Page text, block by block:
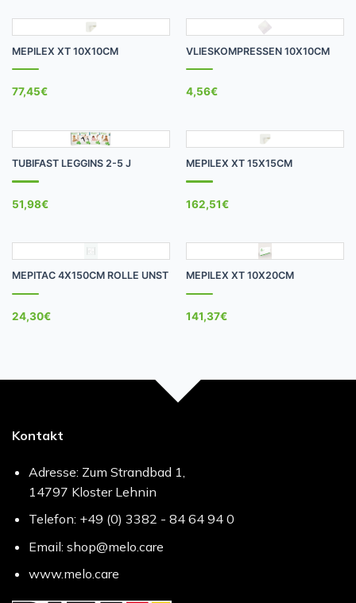
MEPILEX XT 10X10CM
77,45€
VLIESKOMPRESSEN 10X10CM
4,56€
TUBIFAST LEGGINS 2-5 J
51,98€
MEPILEX XT 15X15CM
162,51€
MEPITAC 4X150CM ROLLE UNST
24,30€
MEPILEX XT 10X20CM
141,37€
Kontakt
Adresse: Zum Strandbad 1,
14797 Kloster Lehnin
Telefon: +49 (0) 3382 - 84 64 94 0
Email: shop@melo.care
www.melo.care